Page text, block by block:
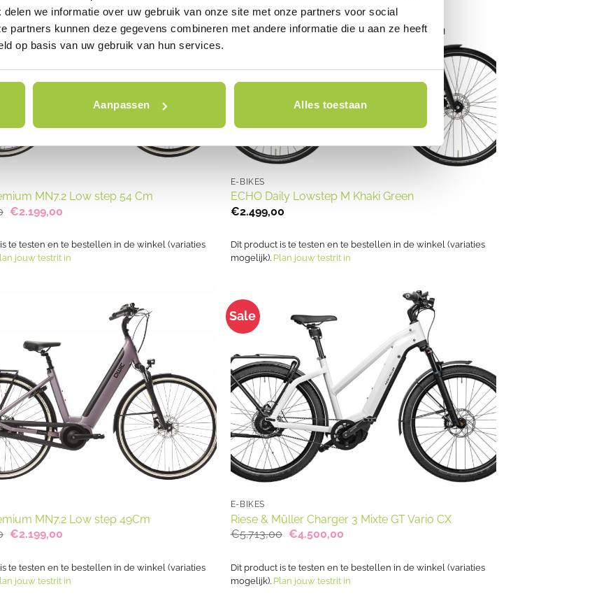
we informatie over uw gebruik van onze site met onze partners voor social
partners kunnen deze gegevens combineren met andere informatie die u aan ze heeft
op basis van uw gebruik van hun services.
Aanpassen Alles toestaan
MN7.2 Low step 54 Cm
Oorspronkelijke
€2.849,00.
€2.199,00Huidige
€2.199,00.
te testen en te bestellen in de winkel (variaties
jouw testrit in
E-BIKES
ECHO Daily Lowstep M Khaki Green
€2.499,00
Dit product is te testen en te bestellen in de winkel (variaties
mogelijk). Plan jouw testrit in
MN7.2 Low step 49Cm
Oorspronkelijke
€2.849,00.
€2.199,00Huidige
€2.199,00.
te testen en te bestellen in de winkel (variaties
jouw testrit in
Sale
E-BIKES
Riese & Müller Charger 3 Mixte GT Vario CX
€5.713,00 Oorspronkelijke
€5.713,00.
€4.500,00Huidige
€4.500,00.
Dit product is te testen en te bestellen in de winkel (variaties
mogelijk). Plan jouw testrit in